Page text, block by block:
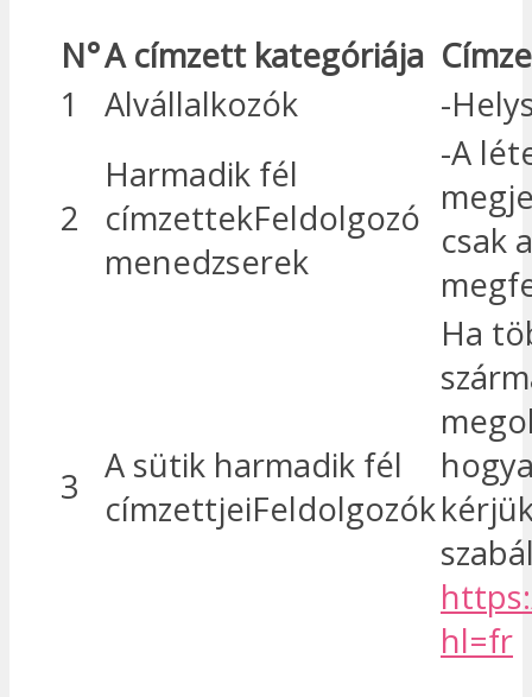
N°A címzett kategóriája
1
Alvállalkozók -
2
Harmadik fél
címzettekFeldolgozó
menedzserek
-A
csak
3
A sütik harmadik fél
címzettjeiFeldolgozók
Ha
hl=fr